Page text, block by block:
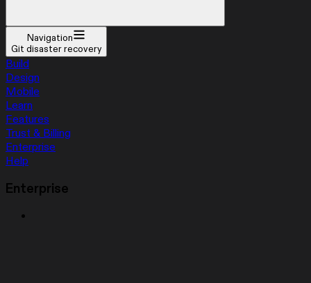
Navigation
Git disaster recovery
Build
Design
Mobile
Learn
Features
Trust & Billing
Enterprise
Help
Enterprise